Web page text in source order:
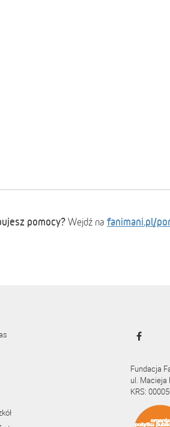
pomocy?Wejdź na fanimani.pl/
Fundacja
ul. Macieja
KRS: